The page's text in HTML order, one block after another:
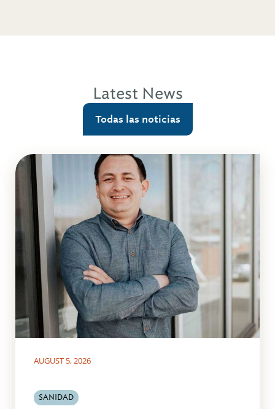
Latest News
Todas las noticias
AUGUST 5, 2026
SANIDAD